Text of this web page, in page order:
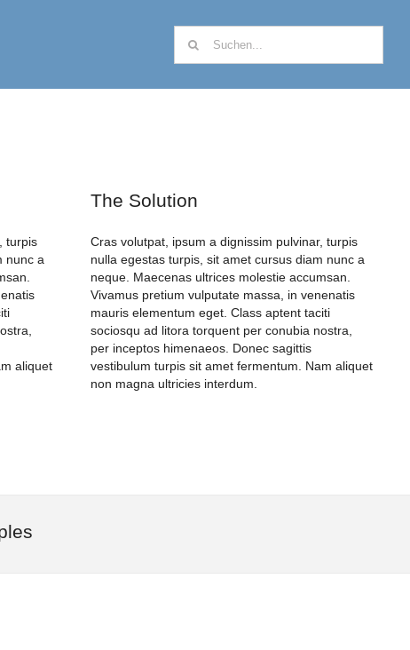
nach:
turpis
nunc a
aliquet
The Solution
Cras volutpat, ipsum a dignissim pulvinar, turpis
nulla egestas turpis, sit amet cursus diam nunc a
neque. Maecenas ultrices molestie accumsan.
Vivamus pretium vulputate massa, in venenatis
mauris elementum eget. Class aptent taciti
sociosqu ad litora torquent per conubia nostra,
per inceptos himenaeos. Donec sagittis
vestibulum turpis sit amet fermentum. Nam aliquet
non magna ultricies interdum.